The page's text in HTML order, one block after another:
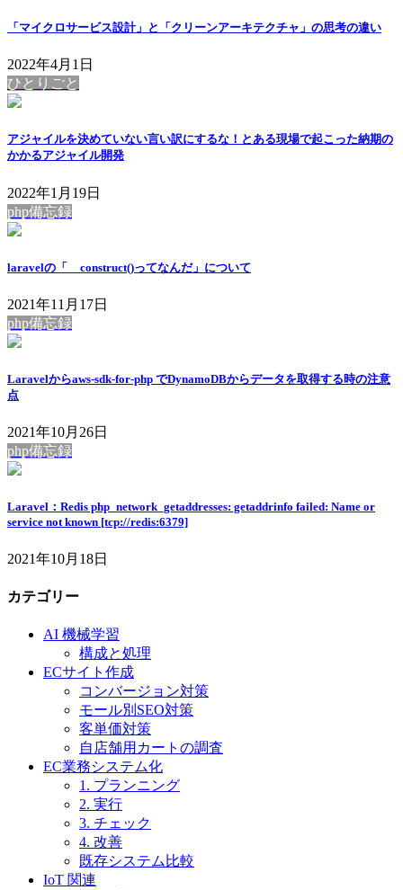
「マイクロサービス設計」と「クリーンアーキテクチャ」の思考の違い
2022年4月1日
ひとりごと
アジャイルを決めていない言い訳にするな！とある現場で起こった納期の
かかるアジャイル開発
2022年1月19日
php備忘録
laravelの「__construct()ってなんだ」について
2021年11月17日
php備忘録
Laravelからaws-sdk-for-php でDynamoDBからデータを取得する時の注意
点
2021年10月26日
php備忘録
Laravel：Redis php_network_getaddresses: getaddrinfo failed: Name or
service not known [tcp://redis:6379]
2021年10月18日
カテゴリー
AI 機械学習
構成と処理
ECサイト作成
コンバージョン対策
モール別SEO対策
客単価対策
自店舗用カートの調査
EC業務システム化
1. プランニング
2. 実行
3. チェック
4. 改善
既存システム比較
IoT 関連